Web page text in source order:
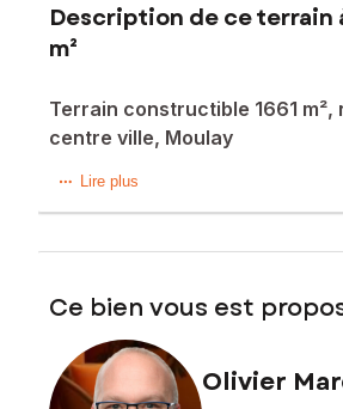
Description de ce terrain
m²
Terrain constructible 1661 m²,
centre ville, Moulay
Olivier Mare vous propose ce terrain
Mise en relation avec constructeurs
Les informations sur les risques
exposé sont disponibles sur le site
www.georisques.gouv.fr
Prix de vente : 62 000 €
Lire plus
Ce bien vous est
Olivier